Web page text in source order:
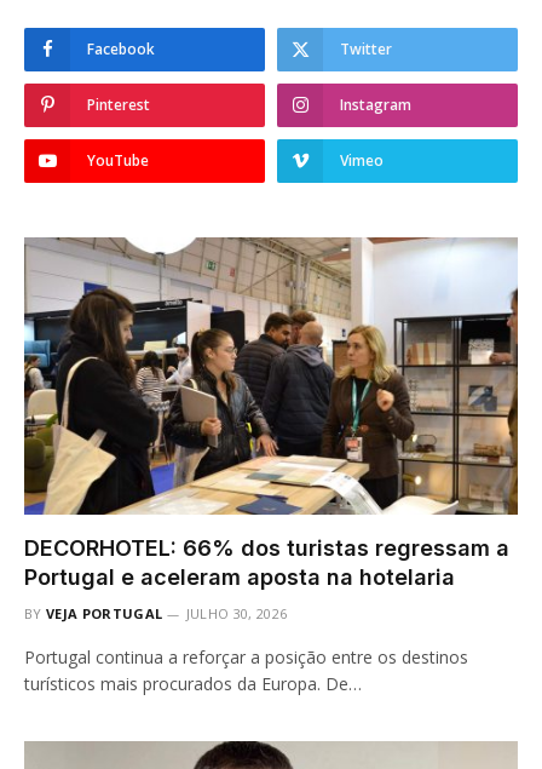
Facebook Twitter
Pinterest Instagram
YouTube Vimeo
DECORHOTEL: 66% dos turistas regressam a
Portugal e aceleram aposta na hotelaria
BY VEJA PORTUGAL JULHO 30, 2026
Portugal continua a reforçar a posição entre os destinos
turísticos mais procurados da Europa. De…